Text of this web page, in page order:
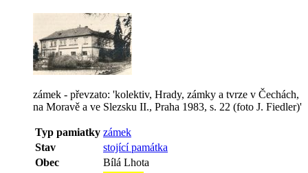
zámek - převzato: 'kolektiv, Hrady, zámky a tvrze v Čechách,
na Moravě a ve Slezsku II., Praha 1983, s. 22 (foto J. Fiedler)'
Typ pamiatky zámek
Stav
stojící památka
Obec
Bílá Lhota